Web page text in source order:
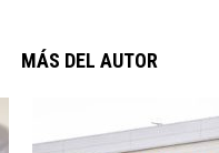
MÁS DEL AUTOR